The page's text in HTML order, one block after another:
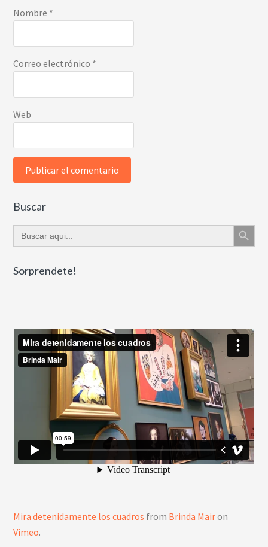
Nombre *
Correo electrónico *
Web
Buscar
Buscar: Botón de
Sorprendete!
Mira detenidamente los cuadros from Brinda Mairon
Vimeo.